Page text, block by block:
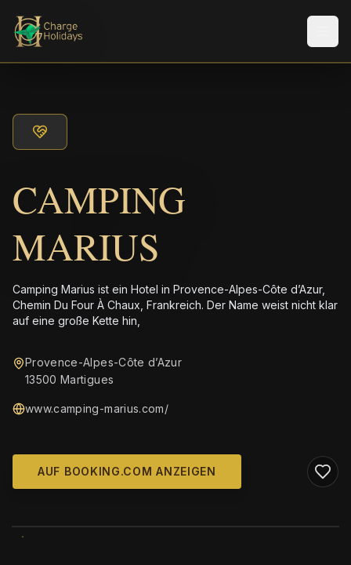
CAMPING
MARIUS
Camping Marius ist ein Hotel in Provence-Alpes-Côte d’Azur,
Chemin Du Four À Chaux, Frankreich. Der Name weist nicht klar
auf eine große Kette hin,
Provence-Alpes-Côte d’Azur
13500 Martigues
www.camping-marius.com/
AUF BOOKING.COM ANZEIGEN